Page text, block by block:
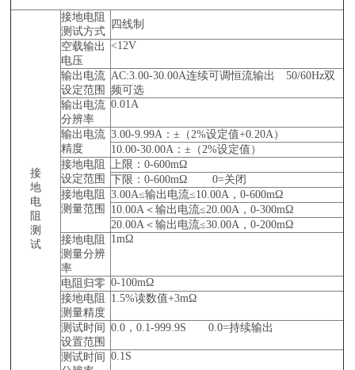
接
地
电
阻
测
试
接地电阻
测试方式
四线制
空载输出
电压
<12V
输出电流
设定范围
AC:3.00-30.00A连续可调恒流输出 50/60Hz双
频可选
输出电流
分辨率
0.01A
输出电流
精度
3.00-9.99A：±（2%设定值+0.20A）
10.00-30.00A：±（2%设定值）
接地电阻
设定范围
上限：0-600mΩ
下限：0-600mΩ 0=关闭
接地电阻
测量范围
3.00A≤输出电流≤10.00A，0-600mΩ
10.00A＜输出电流≤20.00A，0-300mΩ
20.00A＜输出电流≤30.00A，0-200mΩ
接地电阻
测量分辨
率
1mΩ
电阻归零 0-100mΩ
接地电阻
测量精度
1.5%读数值+3mΩ
测试时间
设置范围
0.0，0.1-999.9S 0.0=持续输出
测试时间 0.1S